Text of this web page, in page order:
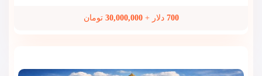
700 دلار +30,000,000 تومان